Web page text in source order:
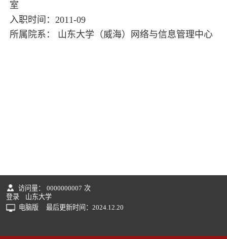
室
入职时间：2011-09
所属院系： 山东大学（威海）网络与信息管理中心
访问量： 0000000007 次
登录
山东大学
电脑版
最后更新时间： 2024.12.20